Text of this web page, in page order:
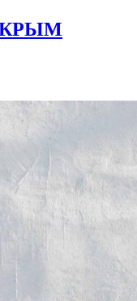
КРЫМ